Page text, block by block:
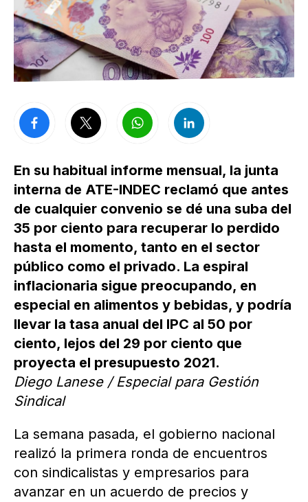
En su habitual informe mensual, la junta
interna de ATE-INDEC reclamó que antes
de cualquier convenio se dé una suba del
35 por ciento para recuperar lo perdido
hasta el momento, tanto en el sector
público como el privado. La espiral
inflacionaria sigue preocupando, en
especial en alimentos y bebidas, y podría
llevar la tasa anual del IPC al 50 por
ciento, lejos del 29 por ciento que
proyecta el presupuesto 2021.
Diego Lanese / Especial para Gestión
Sindical
La semana pasada, el gobierno nacional
realizó la primera ronda de encuentros
con sindicalistas y empresarios para
avanzar en un acuerdo de precios y